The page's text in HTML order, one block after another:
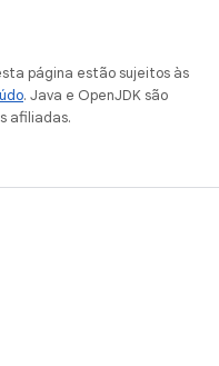
página estão sujeitos às
. Java e OpenJDK são
afiliadas.